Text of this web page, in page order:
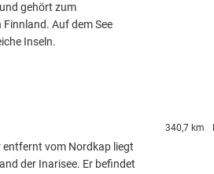
gehört zum
Auf dem See
Inseln.
340,7 km
entfernt vom Nordkap liegt
der Inarisee. Er befindet